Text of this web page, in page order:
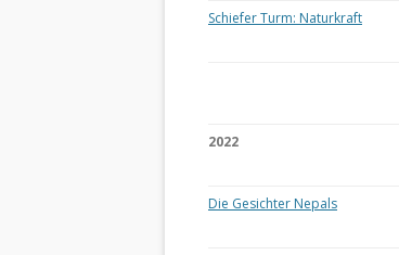
Schiefer Turm: Naturkraft
2022
Die Gesichter Nepals